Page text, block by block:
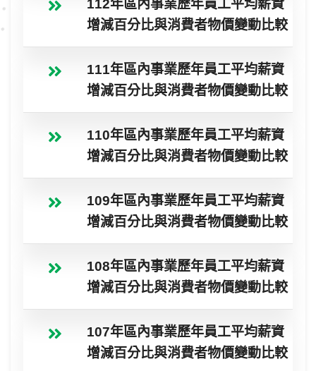
112年區內事業歷年員工平均薪資
增減百分比與消費者物價變動比較
111年區內事業歷年員工平均薪資
增減百分比與消費者物價變動比較
110年區內事業歷年員工平均薪資
增減百分比與消費者物價變動比較
109年區內事業歷年員工平均薪資
增減百分比與消費者物價變動比較
108年區內事業歷年員工平均薪資
增減百分比與消費者物價變動比較
107年區內事業歷年員工平均薪資
增減百分比與消費者物價變動比較